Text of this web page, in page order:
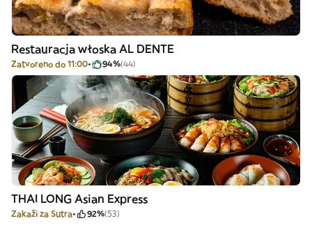
Restauracja włoska AL DENTE
Zatvoreno do 11:00 94%(44)
THAI LONG Asian Express
Zakaži za Sutra 92%(53)